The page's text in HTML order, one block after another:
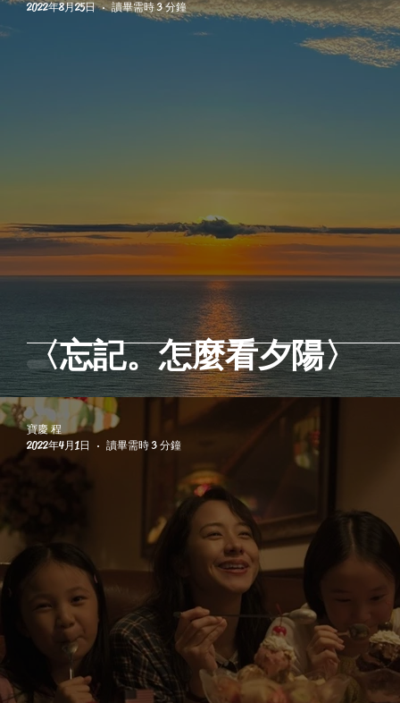
〈忘記。怎麼看夕陽〉
2022年8月25日
讀畢需時 3 分鐘
寶慶 程
2022年4月1日
讀畢需時 3 分鐘